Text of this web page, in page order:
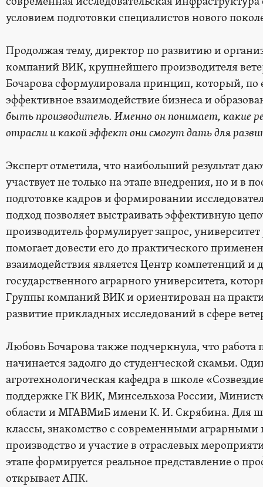
условием подготовки специалистов нового
Продолжая тему, директор по развитию и
компаний ВИК, крупнейшего производителя
Бочарова сформулировала принцип, который, по
эффективное взаимодействие бизнеса и
быть производитель. Именно он понимает, какие
отрасли и какой эффект они смогут дать для
Эксперт отметила, что наибольший результат
участвует не только на этапе внедрения, но и в
подготовке кадров и формировании
подход позволяет выстраивать эффективную
производитель формулирует запрос,
помогает довести его до практического
взаимодействия является Центр компетенций и
государственного аграрного университета,
Группы компаний ВИК и ориентирован на
развитие прикладных исследований в сфере
Любовь Бочарова также подчеркнула, что
начинается задолго до студенческой скамьи.
агротехнологическая кафедра в школе
поддержке ГК ВИК, Минсельхоза России,
области и МГАВМиБ имени К. И. Скрябина. Для
классы, знакомство с современными аграрными
производство и участие в отраслевых
этапе формируется реальное представление о
открывает АПК.